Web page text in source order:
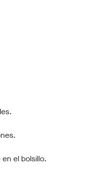
el bolsillo.